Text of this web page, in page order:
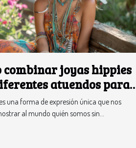
combinar joyas hippies
atuendos para
tu individualidad
una forma de expresión única que nos
al mundo quién somos sin...